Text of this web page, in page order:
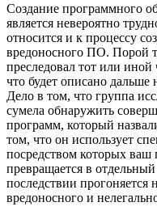
Создание программного
является невероятно
относится и к процессу
вредоносного ПО. Порой
преследовал тот или иной
что будет описано дальше
Дело в том, что группа
сумела обнаружить
программ, который
том, что он использует
посредством которых
превращается в
последствии прогоняется
вредоносного и